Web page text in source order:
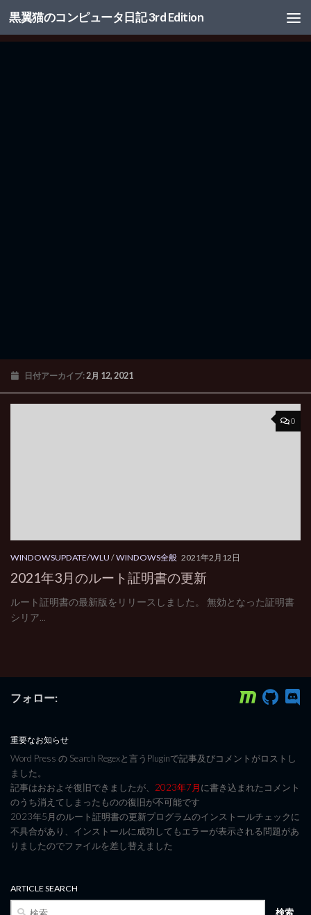
コンテンツへスキップ
黒翼猫のコンピュータ日記 3rd Edition
日付アーカイブ:2月 12, 2021
0
WINDOWSUPDATE/WLU /WINDOWS全般 2021年2月12日
2021年3月のルート証明書の更新
ルート証明書の最新版をリリースしました。 無効となった証明書
シリア...
フォロー:
重要なお知らせ
Word Press の Search Regexと言うPluginで記事及びコメントがロストし
ました。
記事はおおよそ復旧できましたが、 2023年7月に書き込まれたコメント
のうち消えてしまったものの復旧が不可能です
2023年5月のルート証明書の更新プログラムのインストールチェックに
不具合があり、インストールに成功してもエラーが表示される問題があ
りましたのでファイルを差し替えました
ARTICLE SEARCH